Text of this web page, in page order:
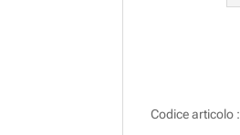
Codice articolo :